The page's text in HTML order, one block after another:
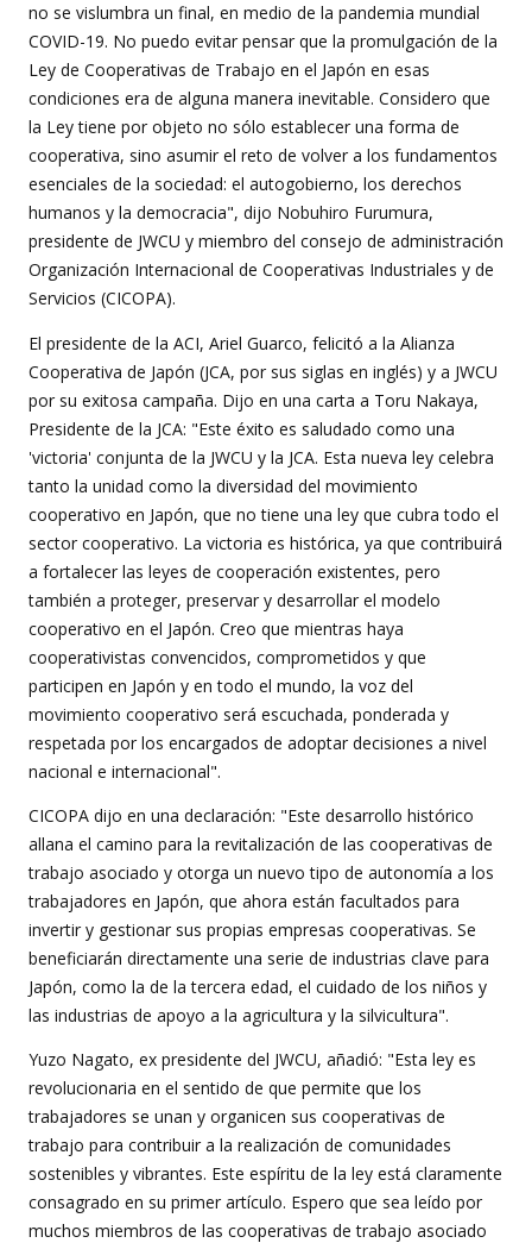
no se vislumbra un final, en medio de la pandemia mundial
COVID-19. No puedo evitar pensar que la promulgación de la
Ley de Cooperativas de Trabajo en el Japón en esas
condiciones era de alguna manera inevitable. Considero que
la Ley tiene por objeto no sólo establecer una forma de
cooperativa, sino asumir el reto de volver a los fundamentos
esenciales de la sociedad: el autogobierno, los derechos
humanos y la democracia", dijo Nobuhiro Furumura,
presidente de JWCU y miembro del consejo de administración
Organización Internacional de Cooperativas Industriales y de
Servicios (CICOPA).
El presidente de la ACI, Ariel Guarco, felicitó a la Alianza
Cooperativa de Japón (JCA, por sus siglas en inglés) y a JWCU
por su exitosa campaña. Dijo en una carta a Toru Nakaya,
Presidente de la JCA: "Este éxito es saludado como una
'victoria' conjunta de la JWCU y la JCA. Esta nueva ley celebra
tanto la unidad como la diversidad del movimiento
cooperativo en Japón, que no tiene una ley que cubra todo el
sector cooperativo. La victoria es histórica, ya que contribuirá
a fortalecer las leyes de cooperación existentes, pero
también a proteger, preservar y desarrollar el modelo
cooperativo en el Japón. Creo que mientras haya
cooperativistas convencidos, comprometidos y que
participen en Japón y en todo el mundo, la voz del
movimiento cooperativo será escuchada, ponderada y
respetada por los encargados de adoptar decisiones a nivel
nacional e internacional".
CICOPA dijo en una declaración: "Este desarrollo histórico
allana el camino para la revitalización de las cooperativas de
trabajo asociado y otorga un nuevo tipo de autonomía a los
trabajadores en Japón, que ahora están facultados para
invertir y gestionar sus propias empresas cooperativas. Se
beneficiarán directamente una serie de industrias clave para
Japón, como la de la tercera edad, el cuidado de los niños y
las industrias de apoyo a la agricultura y la silvicultura".
Yuzo Nagato, ex presidente del JWCU, añadió: "Esta ley es
revolucionaria en el sentido de que permite que los
trabajadores se unan y organicen sus cooperativas de
trabajo para contribuir a la realización de comunidades
sostenibles y vibrantes. Este espíritu de la ley está claramente
consagrado en su primer artículo. Espero que sea leído por
muchos miembros de las cooperativas de trabajo asociado